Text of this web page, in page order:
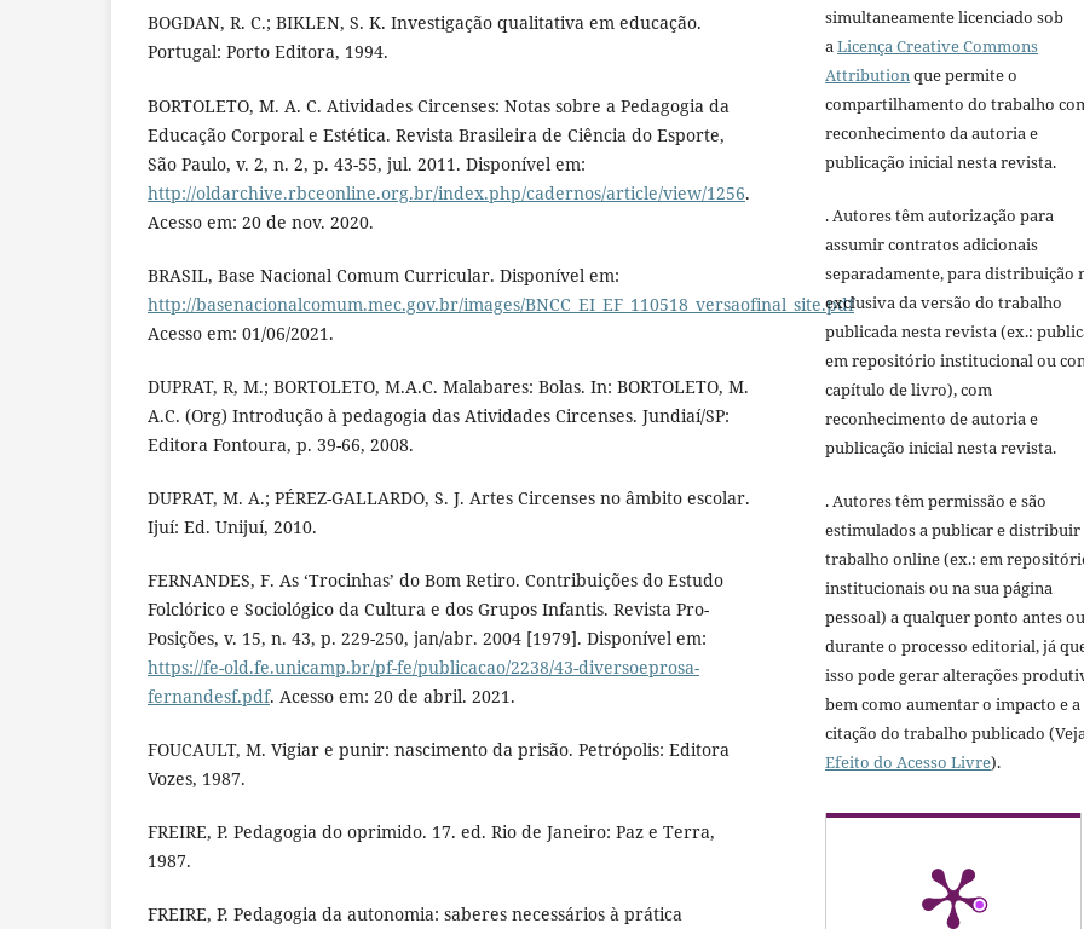
BOGDAN, R. C.; BIKLEN, S. K. Investigação qualitativa em educação.
Portugal: Porto Editora, 1994.
BORTOLETO, M. A. C. Atividades Circenses: Notas sobre a Pedagogia da
Educação Corporal e Estética. Revista Brasileira de Ciência do Esporte,
São Paulo, v. 2, n. 2, p. 43-55, jul. 2011. Disponível em:
http://oldarchive.rbceonline.org.br/index.php/cadernos/article/view/1256.
Acesso em: 20 de nov. 2020.
BRASIL, Base Nacional Comum Curricular. Disponível em:
http://basenacionalcomum.mec.gov.br/images/BNCC_EI_EF_110518_versaofinal_site.pdf
Acesso em: 01/06/2021.
DUPRAT, R, M.; BORTOLETO, M.A.C. Malabares: Bolas. In: BORTOLETO, M.
A.C. (Org) Introdução à pedagogia das Atividades Circenses. Jundiaí/SP:
Editora Fontoura, p. 39-66, 2008.
DUPRAT, M. A.; PÉREZ-GALLARDO, S. J. Artes Circenses no âmbito escolar.
Ijuí: Ed. Unijuí, 2010.
FERNANDES, F. As ‘Trocinhas’ do Bom Retiro. Contribuições do Estudo
Folclórico e Sociológico da Cultura e dos Grupos Infantis. Revista Pro-
Posições, v. 15, n. 43, p. 229-250, jan/abr. 2004 [1979]. Disponível em:
https://fe-old.fe.unicamp.br/pf-fe/publicacao/2238/43-diversoeprosa-
fernandesf.pdf. Acesso em: 20 de abril. 2021.
FOUCAULT, M. Vigiar e punir: nascimento da prisão. Petrópolis: Editora
Vozes, 1987.
FREIRE, P. Pedagogia do oprimido. 17. ed. Rio de Janeiro: Paz e Terra,
1987.
FREIRE, P. Pedagogia da autonomia: saberes necessários à prática
simultaneamente licenciado sob
aLicença Creative Commons
Attributionque permite o
compartilhamento do trabalho
reconhecimento da autoria e
publicação inicial nesta revista.
. Autores têm autorização para
assumir contratos adicionais
separadamente, para distribuição
exclusiva da versão do trabalho
publicada nesta revista (ex.:
em repositório institucional ou
capítulo de livro), com
reconhecimento de autoria e
publicação inicial nesta revista.
. Autores têm permissão e são
estimulados a publicar e distribuir
trabalho online (ex.: em
institucionais ou na sua página
pessoal) a qualquer ponto antes ou
durante o processo editorial, já
isso pode gerar alterações
bem como aumentar o impacto e a
citação do trabalho publicado
Efeito do Acesso Livre).